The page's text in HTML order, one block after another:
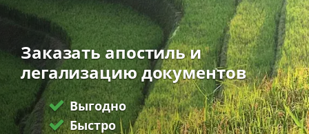
Заказать апостиль и
легализацию документов
Выгодно
Быстро